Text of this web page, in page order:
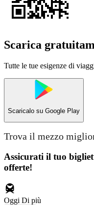
Scarica
Tutte le tue esigenze di
Scaricalo su Google Play
Trova il mezzo
Assicurati il ​​tuo
offerte!
Oggi Di più